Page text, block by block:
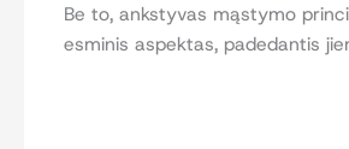
Be to, ankstyvas mąstymo
esminis aspektas, padedantis